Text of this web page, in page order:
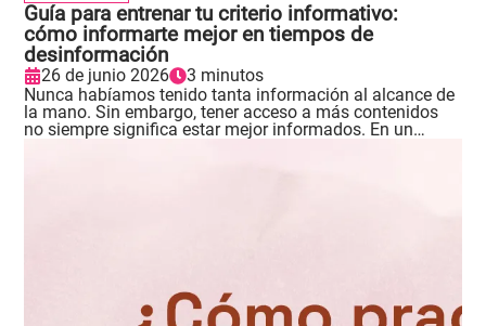
Guía para entrenar tu criterio informativo:
cómo informarte mejor en tiempos de
desinformación
26 de junio 2026
3 minutos
Nunca habíamos tenido tanta información al alcance de
la mano. Sin embargo, tener acceso a más contenidos
no siempre significa estar mejor informados. En un